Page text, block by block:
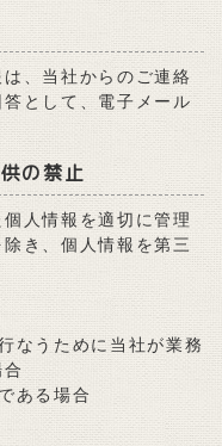
、当社からのご連絡
として、電子メール
の禁止
人情報を適切に管理
き、個人情報を第三
なうために当社が業務
ある場合